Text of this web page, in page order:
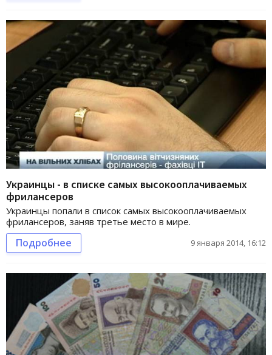
Украинцы - в списке самых высокооплачиваемых
фрилансеров
Украинцы попали в список самых высокооплачиваемых
фрилансеров, заняв третье место в мире.
Подробнее 9 января 2014, 16:12